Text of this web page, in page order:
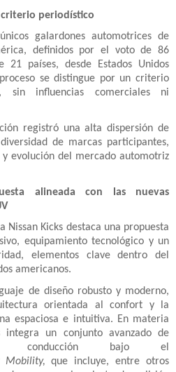
periodístico
galardones automotrices de
definidos por el voto de 86
21 países, desde Estados Unidos
se distingue por un criterio
sin influencias comerciales ni
registró una alta dispersión de
de marcas participantes,
evolución del mercado automotriz
alineada con las nuevas
Nissan Kicks destaca una propuesta
equipamiento tecnológico y un
elementos clave dentro del
americanos.
de diseño robusto y moderno,
orientada al confort y la
espaciosa e intuitiva. En materia
integra un conjunto avanzado de
conducción bajo el
Mobility, que incluye, entre otros